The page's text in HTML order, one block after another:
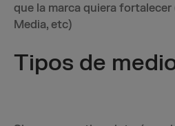
que la marca quiera fortalecer
Media, etc)
Tipos de